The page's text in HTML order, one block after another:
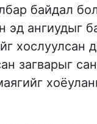
байдал
эд ангиудыг
хослуулсан
загварыг